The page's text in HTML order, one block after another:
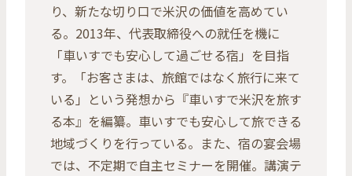
り、新たな切り口で米沢の価値を高めてい
る。2013年、代表取締役への就任を機に
「車いすでも安心して過ごせる宿」を目指
す。「お客さまは、旅館ではなく旅行に来て
いる」という発想から『車いすで米沢を旅す
る本』を編纂。車いすでも安心して旅できる
地域づくりを行っている。また、宿の宴会場
では、不定期で自主セミナーを開催。講演テ